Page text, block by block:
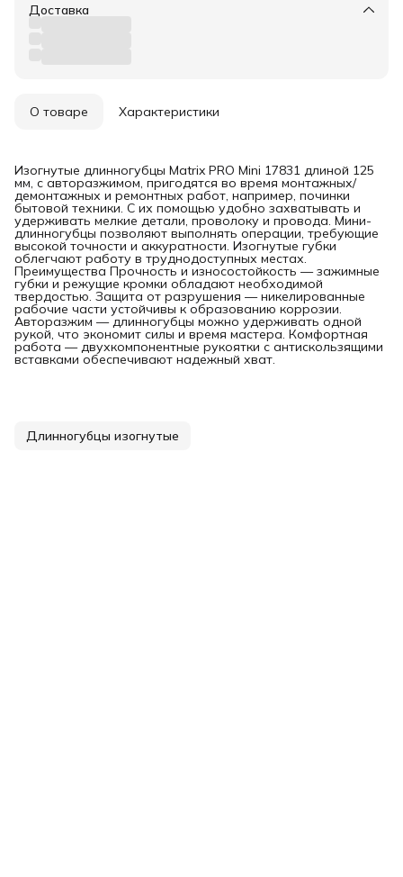
Доставка
О товаре Характеристики
Изогнутые длинногубцы Matrix PRO Mini 17831 длиной 125
мм, с авторазжимом, пригодятся во время монтажных/
демонтажных и ремонтных работ, например, починки
бытовой техники. С их помощью удобно захватывать и
удерживать мелкие детали, проволоку и провода. Мини-
длинногубцы позволяют выполнять операции, требующие
высокой точности и аккуратности. Изогнутые губки
облегчают работу в труднодоступных местах.
Преимущества Прочность и износостойкость — зажимные
губки и режущие кромки обладают необходимой
твердостью. Защита от разрушения — никелированные
рабочие части устойчивы к образованию коррозии.
Авторазжим — длинногубцы можно удерживать одной
рукой, что экономит силы и время мастера. Комфортная
работа — двухкомпонентные рукоятки с антискользящими
вставками обеспечивают надежный хват.
Длинногубцы изогнутые